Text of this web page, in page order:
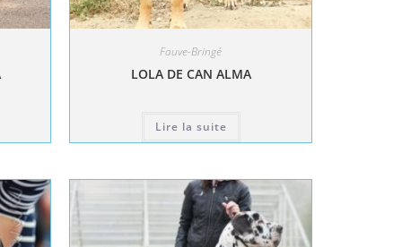
Fauve-Bringé
LOLA DE CAN ALMA
Lire la suite